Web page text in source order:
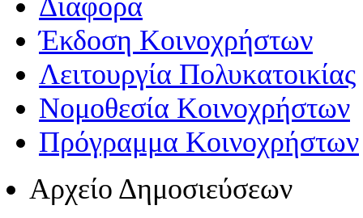
Έκδοση Κοινοχρήστων
Λειτουργία Πολυκατοικίας
Νομοθεσία Κοινοχρήστων
Πρόγραμμα Κοινοχρήστων
Αρχείο Δημοσιεύσεων